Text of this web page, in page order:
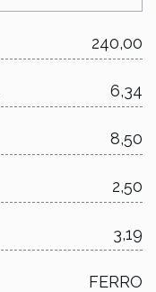
240,00
6,34
8,50
2,50
3,19
FERRO